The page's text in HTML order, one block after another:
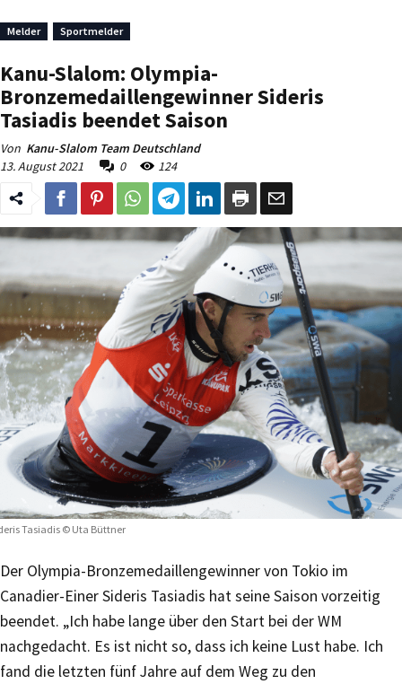
Melder Sportmelder
Kanu-Slalom: Olympia-
Bronzemedaillengewinner Sideris
Tasiadis beendet Saison
Von Kanu-Slalom Team Deutschland
13. August 2021
0 124
Tasiadis © Uta Büttner
Der Olympia-Bronzemedaillengewinner von Tokio im
Canadier-Einer Sideris Tasiadis hat seine Saison vorzeitig
beendet. „Ich habe lange über den Start bei der WM
nachgedacht. Es ist nicht so, dass ich keine Lust habe. Ich
fand die letzten fünf Jahre auf dem Weg zu den